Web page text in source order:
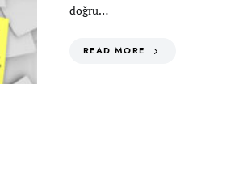
doğru…
READ MORE